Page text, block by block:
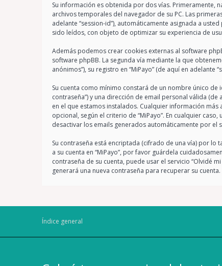
Su información es obtenida por dos vías. Primeramente,
archivos temporales del navegador de su PC. Las
adelante “session-id”), automáticamente asignada a
sido leídos, con objeto de optimizar su experiencia de
Además podemos crear cookies externas al software
software phpBB. La segunda vía mediante la que
anónimos”), su registro en “MiPayo” (de aquí en
Su cuenta como mínimo constará de un nombre único
contraseña”) y una dirección de email personal válida
en el que estamos instalados. Cualquier información
opcional, según el criterio de “MiPayo”. En cualquier
desactivar los emails generados automáticamente por el
Su contraseña está encriptada (cifrado de una vía) por lo
a su cuenta en “MiPayo”, por favor guárdela
contraseña de su cuenta, puede usar el servicio “Olvidé
generará una nueva contraseña para recuperar su cuenta.
Índice general